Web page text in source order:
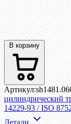
В корзину
Артикул:
цилиндрический
14229-93 / ISO